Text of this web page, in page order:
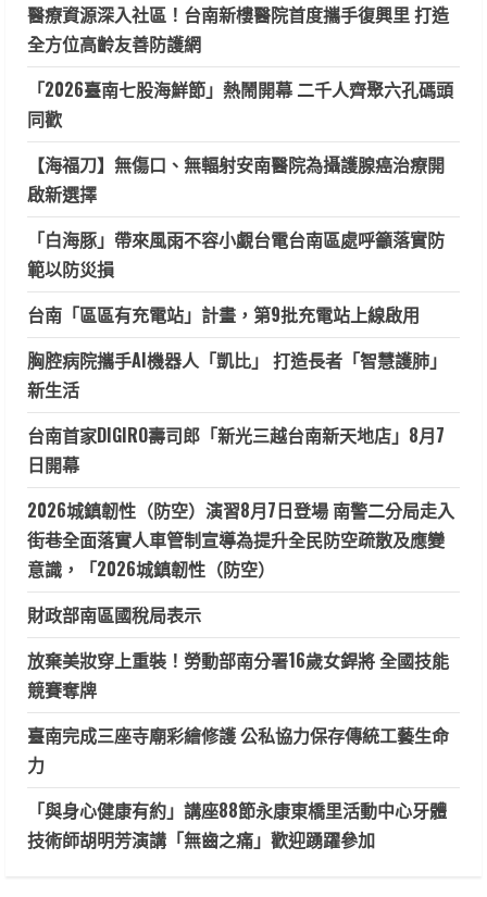
醫療資源深入社區！台南新樓醫院首度攜手復興里 打造
全方位高齡友善防護網
「2026臺南七股海鮮節」熱鬧開幕 二千人齊聚六孔碼頭
同歡
【海福刀】無傷口、無輻射安南醫院為攝護腺癌治療開
啟新選擇
「白海豚」帶來風雨不容小覷台電台南區處呼籲落實防
範以防災損
台南「區區有充電站」計畫，第9批充電站上線啟用
胸腔病院攜手AI機器人「凱比」 打造長者「智慧護肺」
新生活
台南首家DIGIRO壽司郎「新光三越台南新天地店」8月7
日開幕
2026城鎮韌性（防空）演習8月7日登場 南警二分局走入
街巷全面落實人車管制宣導為提升全民防空疏散及應變
意識，「2026城鎮韌性（防空）
財政部南區國稅局表示
放棄美妝穿上重裝！勞動部南分署16歲女銲將 全國技能
競賽奪牌
臺南完成三座寺廟彩繪修護 公私協力保存傳統工藝生命
力
「與身心健康有約」講座88節永康東橋里活動中心牙體
技術師胡明芳演講「無齒之痛」歡迎踴躍參加